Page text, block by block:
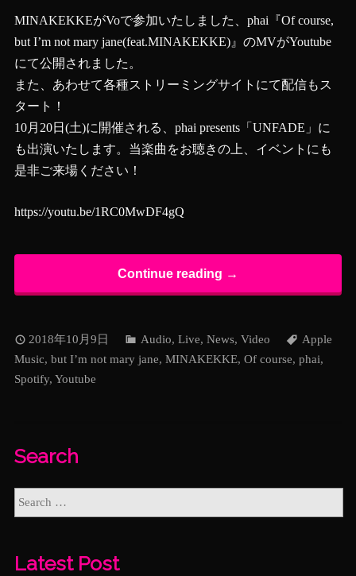
MINAKEKKEがVoで参加いたしました、phai『Of course,
but I’m not mary jane(feat.MINAKEKKE)』のMVがYoutube
にて公開されました。
また、あわせて各種ストリーミングサイトにて配信もス
タート！
10月20日(土)に開催される、phai presents「UNFADE」に
も出演いたします。当楽曲をお聴きの上、イベントにも
是非ご来場ください！
https://youtu.be/1RC0MwDF4gQ
Continue reading →
2018年10月9日 Audio, Live, News, Video
Apple
Music, but I’m not mary jane, MINAKEKKE, Of course, phai,
Spotify, Youtube
Search
Latest Post